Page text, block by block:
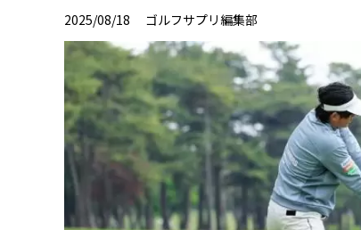
2025/08/18 ゴルフサプリ編集部